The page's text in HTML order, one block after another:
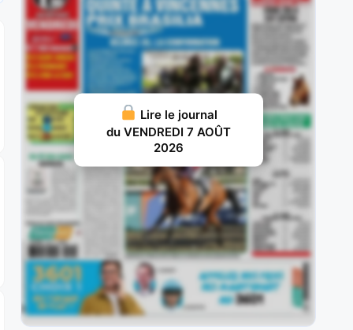
JUILLET 30, 2026 20
Joker Géma : Adepte de ce parcours où il est
reçu 4 sur
JUILLET 29, 2026 19
Tamyz : Il a échoué aux portes des places lors
de son
JUILLET 28, 2026 18
Jizou d’Etang : Exclusivement droitier en début
de carrière, il avait aligné les
JUILLET 27, 2026 18
Harper : Il avait réalisé un deuxième semestre
2022 de toute beauté,
JUILLET 26, 2026 16
Winteriscoming : Rapidement hissé au niveau
Lire le journal
du VENDREDI 7 AOÛT
2026